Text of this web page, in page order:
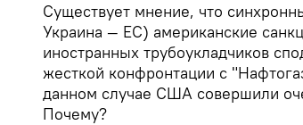
Существует мнение, что
Украина — ЕС) американские
иностранных трубоукладчиков
жесткой конфронтации с
данном случае США совершили
Почему?